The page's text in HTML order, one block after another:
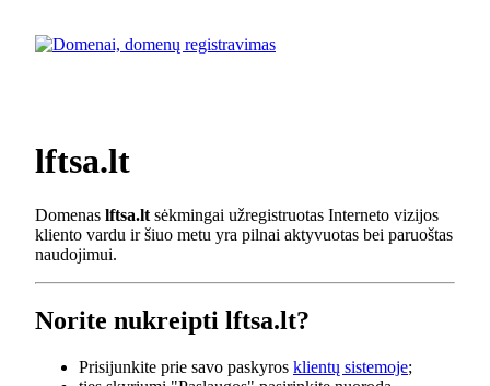
lftsa.lt
Domenas lftsa.lt sėkmingai užregistruotas Interneto vizijos
kliento vardu ir šiuo metu yra pilnai aktyvuotas bei paruoštas
naudojimui.
Norite nukreipti lftsa.lt?
Prisijunkite prie savo paskyros klientų sistemoje;